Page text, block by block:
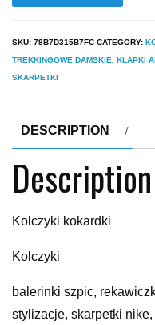
SKU: 78B7D315B7FC CATEGORY:
TREKKINGOWE DAMSKIE
KLAPKI
SKARPETKI
DESCRIPTION
Description
Kolczyki kokardki
Kolczyki
balerinki szpic,
stylizacje, skarpetki